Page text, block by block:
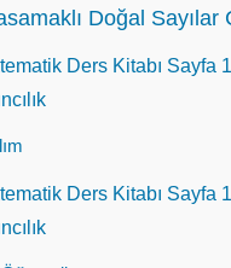
Doğal Sayılar
Ders Kitabı Sayfa
Ders Kitabı Sayfa